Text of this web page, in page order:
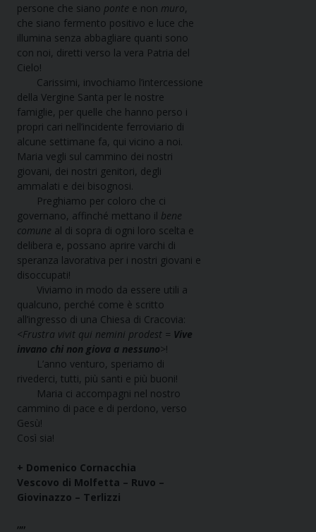
persone che siano ponte e non muro,
che siano fermento positivo e luce che
illumina senza abbagliare quanti sono
con noi, diretti verso la vera Patria del
Cielo!
Carissimi, invochiamo l’intercessione
della Vergine Santa per le nostre
famiglie, per quelle che hanno perso i
propri cari nell’incidente ferroviario di
alcune settimane fa, qui vicino a noi.
Maria vegli sul cammino dei nostri
giovani, dei nostri genitori, degli
ammalati e dei bisognosi.
Preghiamo per coloro che ci
governano, affinché mettano il bene
comune al di sopra di ogni loro scelta e
delibera e, possano aprire varchi di
speranza lavorativa per i nostri giovani e
disoccupati!
Viviamo in modo da essere utili a
qualcuno, perché come è scritto
all’ingresso di una Chiesa di Cracovia:
<Frustra vivit qui nemini prodest = Vive
invano chi non giova a nessuno>!
L’anno venturo, speriamo di
rivederci, tutti, più santi e più buoni!
Maria ci accompagni nel nostro
cammino di pace e di perdono, verso
Gesù!
Così sia!
+ Domenico Cornacchia
Vescovo di Molfetta – Ruvo –
Giovinazzo – Terlizzi